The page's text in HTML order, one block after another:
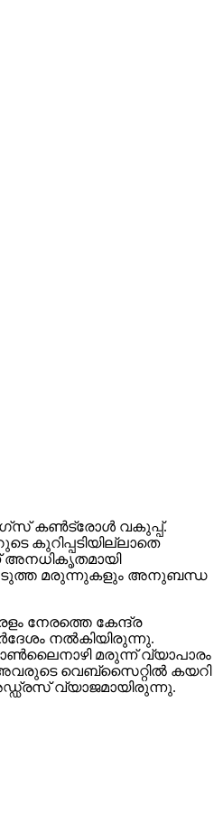
കണ്‍ട്രോള്‍ വകുപ്പ്.
കുറിപ്പടിയില്ലാതെ
അനധികൃതമായി
മരുന്നുകളും അനുബന്ധ
നേരത്തെ കേന്ദ്ര
നല്‍കിയിരുന്നു.
മരുന്ന് വ്യാപാരം
വെബ്‌സൈറ്റില്‍ കയറി
വ്യാജമായിരുന്നു.